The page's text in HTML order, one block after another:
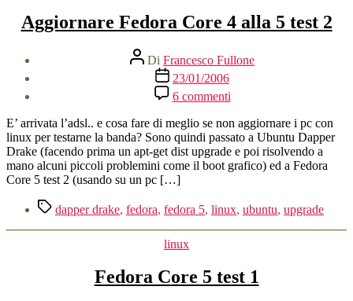
Aggiornare Fedora Core 4 alla 5 test 2
Autore
articolo
Di Francesco Fullone
Data
dell'articolo
23/01/2006
6 commentisu
Aggiornare
Fedora
Core
4
alla
5
2
E’ arrivata l’adsl.. e cosa fare di meglio se non aggiornare i pc con
linux per testarne la banda? Sono quindi passato a Ubuntu Dapper
Drake (facendo prima un apt-get dist upgrade e poi risolvendo a
mano alcuni piccoli problemini come il boot grafico) ed a Fedora
Core 5 test 2 (usando su un pc […]
Tag dapper drake, fedora, fedora 5, linux, ubuntu, upgrade
Categorie
linux
Fedora Core 5 test 1